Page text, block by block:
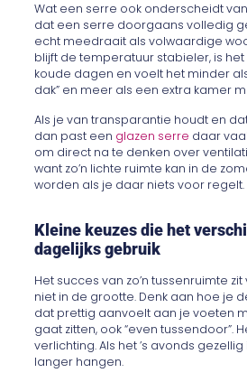
Wat een serre ook onderscheidt
dat een serre doorgaans volledig
echt meedraait als volwaardige
blijft de temperatuur stabieler, is
koude dagen en voelt het minder
dak” en meer als een extra kamer
Als je van transparantie houdt en
dan past een glazen serre daar
om direct na te denken over
want zo’n lichte ruimte kan in de
worden als je daar niets voor regelt.
Kleine keuzes die het
dagelijks gebruik
Het succes van zo’n tussenruimte
niet in de grootte. Denk aan hoe je
dat prettig aanvoelt aan je voeten
gaat zitten, ook “even tussendoor”.
verlichting. Als het ’s avonds
langer hangen.